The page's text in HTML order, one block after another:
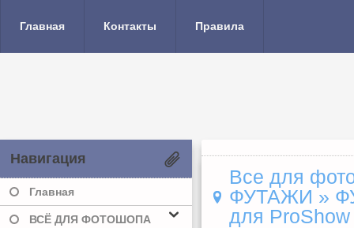
Главная Контакты Правила
Навигация
Главная
ВСЁ ДЛЯ ФОТОШОПА
Все для
ФУТАЖИ »
для ProShow